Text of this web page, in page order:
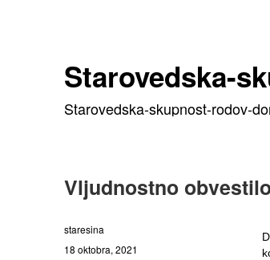
Starovedska-
Starovedska-skupnost-rodov-
Vljudnostno
staresina
18 oktobra, 2021